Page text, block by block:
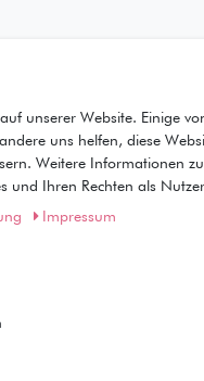
ab?
unserer Website. Einige
uns helfen, diese
Weitere Informationen
und Ihren Rechten als
Impressum